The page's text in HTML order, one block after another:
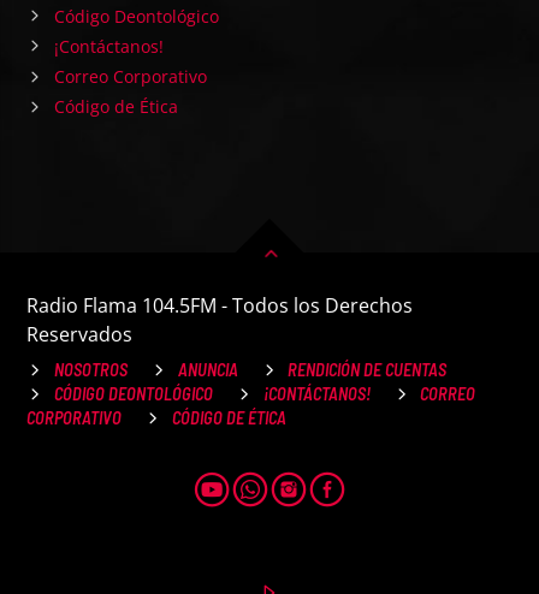
Código Deontológico
¡Contáctanos!
Correo Corporativo
Código de Ética
Radio Flama 104.5FM - Todos los Derechos
Reservados
NOSOTROS ANUNCIA
RENDICIÓN DE CUENTAS
CÓDIGO DEONTOLÓGICO
¡CONTÁCTANOS!
CORREO
CORPORATIVO
CÓDIGO DE ÉTICA